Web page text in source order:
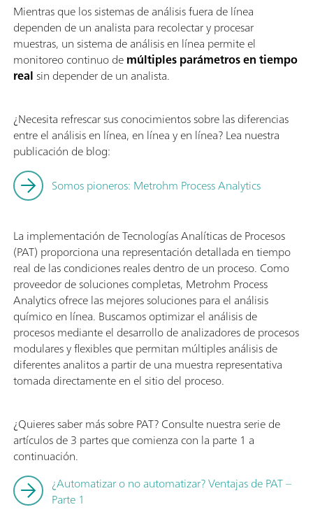
Mientras que los sistemas de análisis fuera de línea
dependen de un analista para recolectar y procesar
muestras, un sistema de análisis en línea permite el
monitoreo continuo demúltiples parámetros en tiempo
realsin depender de un analista.
¿Necesita refrescar sus conocimientos sobre las diferencias
entre el análisis en línea, en línea y en línea? Lea nuestra
publicación de blog:
Somos pioneros: Metrohm Process Analytics
La implementación de Tecnologías Analíticas de Procesos
(PAT) proporciona una representación detallada en tiempo
real de las condiciones reales dentro de un proceso. Como
proveedor de soluciones completas, Metrohm Process
Analytics ofrece las mejores soluciones para el análisis
químico en línea. Buscamos optimizar el análisis de
procesos mediante el desarrollo de analizadores de procesos
modulares y flexibles que permitan múltiples análisis de
diferentes analitos a partir de una muestra representativa
tomada directamente en el sitio del proceso.
¿Quieres saber más sobre PAT? Consulte nuestra serie de
artículos de 3 partes que comienza con la parte 1 a
continuación.
¿Automatizar o no automatizar? Ventajas de PAT –
Parte 1